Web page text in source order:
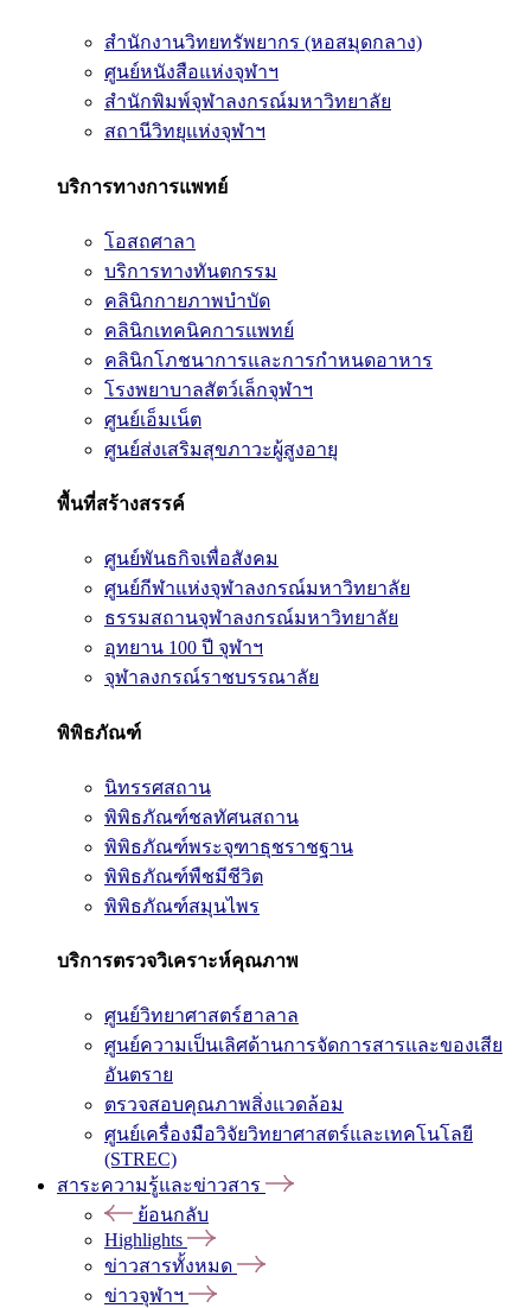
สำนักงานวิทยทรัพยากร (หอสมุดกลาง)
ศูนย์หนังสือแห่งจุฬาฯ
สำนักพิมพ์จุฬาลงกรณ์มหาวิทยาลัย
สถานีวิทยุแห่งจุฬาฯ
บริการทางการแพทย์
โอสถศาลา
บริการทางทันตกรรม
คลินิกกายภาพบำบัด
คลินิกเทคนิคการแพทย์
คลินิกโภชนาการและการกำหนดอาหาร
โรงพยาบาลสัตว์เล็กจุฬาฯ
ศูนย์เอ็มเน็ต
ศูนย์ส่งเสริมสุขภาวะผู้สูงอายุ
พื้นที่สร้างสรรค์
ศูนย์พันธกิจเพื่อสังคม
ศูนย์กีฬาแห่งจุฬาลงกรณ์มหาวิทยาลัย
ธรรมสถานจุฬาลงกรณ์มหาวิทยาลัย
อุทยาน 100 ปี จุฬาฯ
จุฬาลงกรณ์ราชบรรณาลัย
พิพิธภัณฑ์
นิทรรศสถาน
พิพิธภัณฑ์ชลทัศนสถาน
พิพิธภัณฑ์พระจุฑาธุชราชฐาน
พิพิธภัณฑ์พืชมีชีวิต
พิพิธภัณฑ์สมุนไพร
บริการตรวจวิเคราะห์คุณภาพ
ศูนย์วิทยาศาสตร์ฮาลาล
ศูนย์ความเป็นเลิศด้านการจัดการสารและของเสีย
อันตราย
ตรวจสอบคุณภาพสิ่งแวดล้อม
ศูนย์เครื่องมือวิจัยวิทยาศาสตร์และเทคโนโลยี
(STREC)
สาระความรู้และข่าวสาร
ย้อนกลับ
Highlights
ข่าวสารทั้งหมด
ข่าวจุฬาฯ